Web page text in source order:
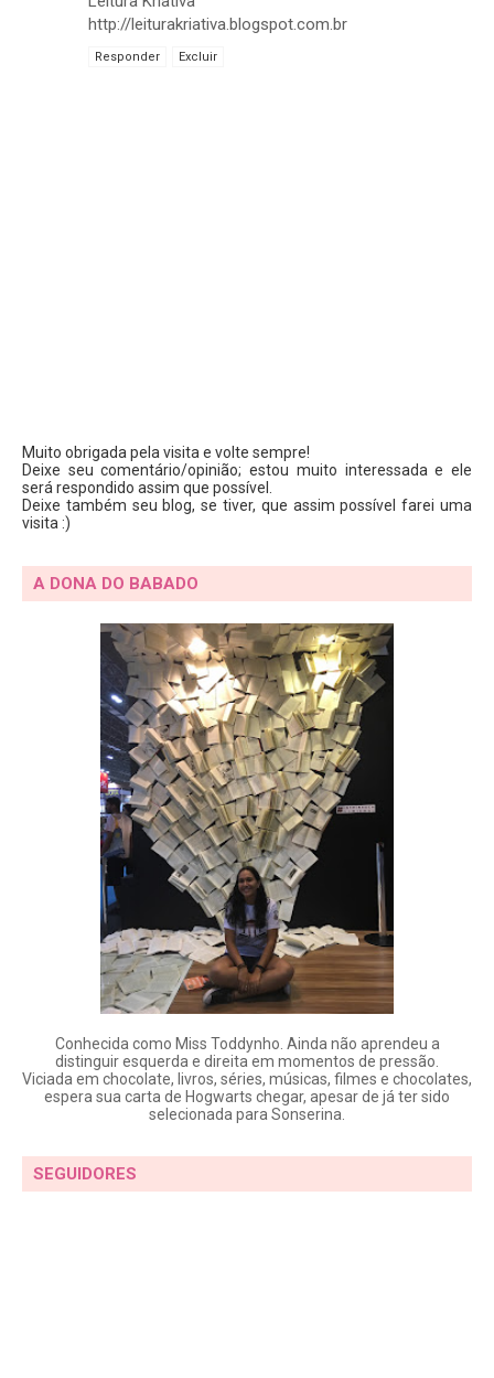
http://leiturakriativa.blogspot.com.br
Responder Excluir
Muito obrigada pela visita e volte sempre!
Deixe seu comentário/opinião; estou muito interessada e ele
será respondido assim que possível.
Deixe também seu blog, se tiver, que assim possível farei uma
visita :)
A DONA DO BABADO
Conhecida como Miss Toddynho. Ainda não aprendeu a
distinguir esquerda e direita em momentos de pressão.
Viciada em chocolate, livros, séries, músicas, filmes e chocolates,
espera sua carta de Hogwarts chegar, apesar de já ter sido
selecionada para Sonserina.
SEGUIDORES